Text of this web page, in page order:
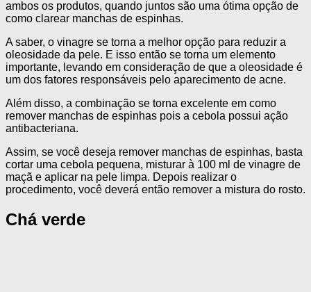
ambos os produtos, quando juntos são uma ótima opção de
como clarear manchas de espinhas.
A saber, o vinagre se torna a melhor opção para reduzir a
oleosidade da pele. E isso então se torna um elemento
importante, levando em consideração de que a oleosidade é
um dos fatores responsáveis pelo aparecimento de acne.
Além disso, a combinação se torna excelente em como
remover manchas de espinhas pois a cebola possui ação
antibacteriana.
Assim, se você deseja remover manchas de espinhas, basta
cortar uma cebola pequena, misturar à 100 ml de vinagre de
maçã e aplicar na pele limpa. Depois realizar o
procedimento, você deverá então remover a mistura do rosto.
Chá verde